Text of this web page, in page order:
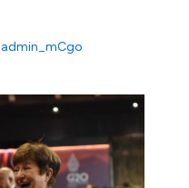
admin_mCgo